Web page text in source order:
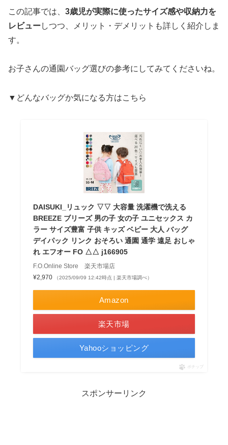
この記事では、 3歳児が実際に使ったサイズ感や収納力を
レビューしつつ、メリット・デメリットも詳しく紹介しま
す。
お子さんの通園バッグ選びの参考にしてみてくださいね。
▼どんなバッグか気になる方はこちら
DAISUKI_リュック ▽▽ 大容量 洗濯機で洗える
BREEZE ブリーズ 男の子 女の子 ユニセックス カ
ラー サイズ豊富 子供 キッズ ベビー 大人 バッグ
デイパック リンク おそろい 通園 通学 遠足 おしゃ
れ エフオー FO △△ j166905
F.O.Online Store 楽天市場店
¥2,970
（2025/09/09 12:42時点 | 楽天市場調べ）
Amazon
楽天市場
Yahooショッピング
ポチップ
スポンサーリンク